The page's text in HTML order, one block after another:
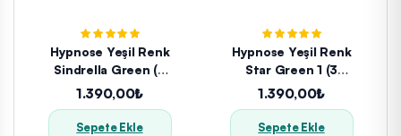
Hypnose Yeşil Renk
Sindrella Green (3
Aylık)
1.390,00₺
Sepete Ekle
Hypnose Yeşil Renk
Star Green 1 (3
Aylık)
1.390,00₺
Sepete Ekle